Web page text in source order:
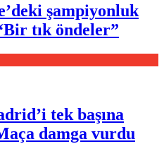
şampiyonluk
tık öndeler”
tek başına
damga vurdu